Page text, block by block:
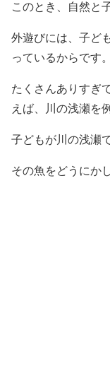
このとき、自然と
外遊びには、子ど
っているからです。
たくさんありすぎ
えば、川の浅瀬を
子どもが川の浅瀬
その魚をどうにか